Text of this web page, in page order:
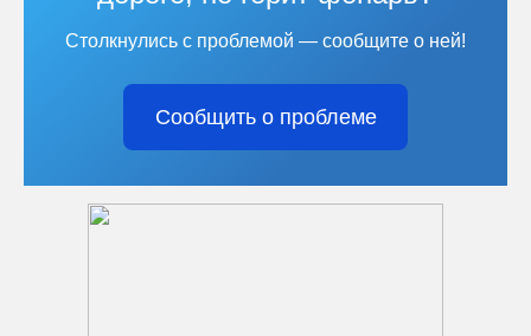
Столкнулись с проблемой — сообщите о ней!
Сообщить о проблеме